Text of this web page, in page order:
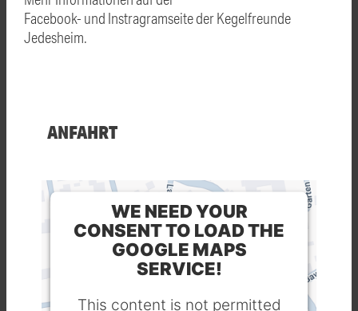
Facebook- und Instragramseite der Kegelfreunde
Jedesheim.
ANFAHRT
WE NEED YOUR
CONSENT TO LOAD THE
GOOGLE MAPS
SERVICE!
This content is not permitted